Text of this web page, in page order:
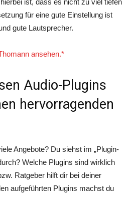
ist, dass es nicht zu viel tiefen
für eine gute Einstellung ist
gute Lautsprecher.
ansehen.*
Audio-Plugins
hervorragenden
Angebote? Du siehst im „Plugin-
Welche Plugins sind wirklich
Ratgeber hilft dir bei deiner
aufgeführten Plugins machst du